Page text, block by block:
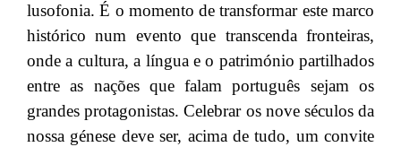
lusofonia. É o momento de transformar este marco
histórico num evento que transcenda fronteiras,
onde a cultura, a língua e o património partilhados
entre as nações que falam português sejam os
grandes protagonistas. Celebrar os nove séculos da
nossa génese deve ser, acima de tudo, um convite